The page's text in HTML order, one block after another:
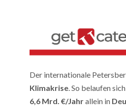
Der internationale
Klimakrise. So belaufen
6,6 Mrd. €/Jahrallein in